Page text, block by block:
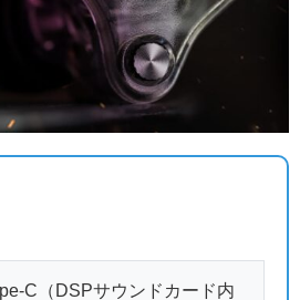
C（DSPサウンドカード内